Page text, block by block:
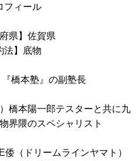
フィール
府県】佐賀県
法】底物
橋本塾』の副塾長
橋本陽一郎テスターと共に九
界隈のスペシャリスト
（ドリームラインヤマト）